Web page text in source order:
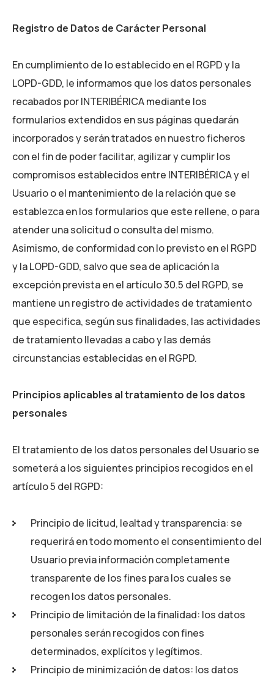
Registro de Datos de Carácter Personal
En cumplimiento de lo establecido en el RGPD y la
LOPD-GDD, le informamos que los datos personales
recabados porINTERIBÉRICAmediante los
formularios extendidos en sus páginas quedarán
incorporados y serán tratados en nuestro ficheros
con el fin de poder facilitar, agilizar y cumplir los
compromisos establecidos entre INTERIBÉRICAy el
Usuario o el mantenimiento de la relación que se
establezca en los formularios que este rellene, o para
atender una solicitud o consulta del mismo.
Asimismo, de conformidad con lo previsto en el RGPD
y la LOPD-GDD, salvo que sea de aplicación la
excepción prevista en el artículo 30.5 del RGPD, se
mantiene un registro de actividades de tratamiento
que especifica, según sus finalidades, las actividades
de tratamiento llevadas a cabo y las demás
circunstancias establecidas en el RGPD.
Principios aplicables al tratamiento de los datos
personales
El tratamiento de los datos personales del Usuario se
someterá a los siguientes principios recogidos en el
artículo 5 del RGPD:
Principio de licitud, lealtad y transparencia: se
requerirá en todo momento el consentimiento del
Usuario previa información completamente
transparente de los fines para los cuales se
recogen los datos personales.
Principio de limitación de la finalidad: los datos
personales serán recogidos con fines
determinados, explícitos y legítimos.
Principio de minimización de datos: los datos